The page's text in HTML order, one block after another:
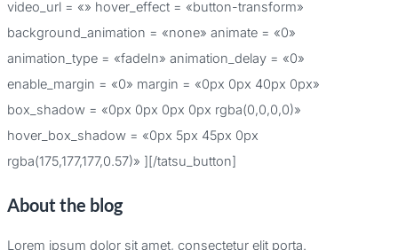
video_url = «» hover_effect = «button-transform»
background_animation = «none» animate = «0»
animation_type = «fadeIn» animation_delay = «0»
enable_margin = «0» margin = «0px 0px 40px 0px»
box_shadow = «0px 0px 0px 0px rgba(0,0,0,0)»
hover_box_shadow = «0px 5px 45px 0px
rgba(175,177,177,0.57)» ][/tatsu_button]
About the blog
Lorem ipsum dolor sit amet, consectetur elit porta.